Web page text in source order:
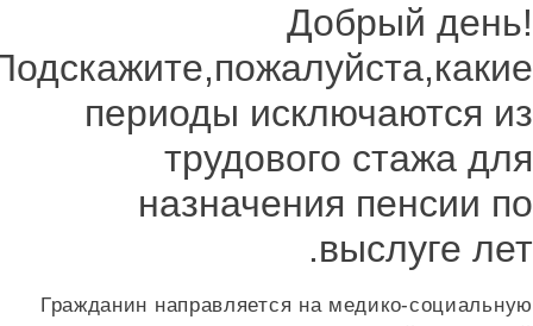
Добрый
периоды исключаются
трудового стажа
назначения пенсии
выслуге
Гражданин направляется на медико-